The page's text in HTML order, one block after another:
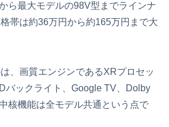
ら最大モデルの98V型までラインナ
帯は約36万円から約165万円まで大
、画質エンジンであるXRプロセッ
バックライト、Google TV、Dolby
核機能は全モデル共通という点で